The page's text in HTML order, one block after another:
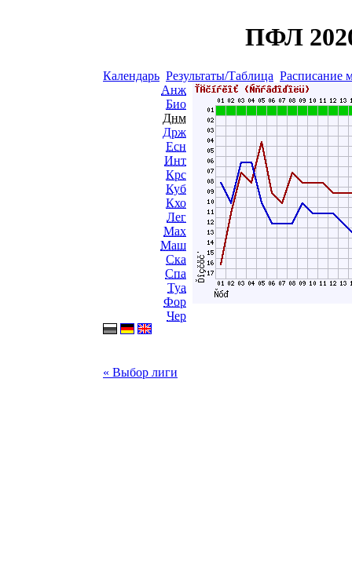
ПФЛ
Календарь Результаты/Таблица Расписание
Анж
Био
Днм
Држ
Есн
Инт
Крс
Куб
Кхо
Лег
Мах
Маш
Ска
Спа
Туа
Фор
Чер
« Выбор лиги